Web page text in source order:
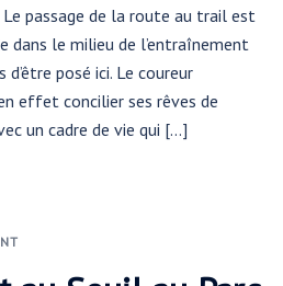
passage de la route au trail est
dans le milieu de l’entraînement
posé ici. Le coureur
effet concilier ses rêves de
un cadre de vie qui […]